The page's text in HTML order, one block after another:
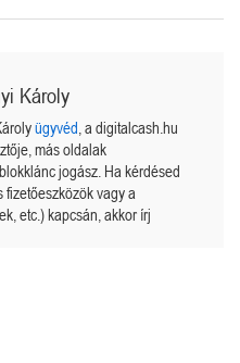
Károly
ügyvéd , a digitalcash.hu
más oldalak
jogász. Ha kérdésed
fizetőeszközök vagy a
etc.) kapcsán, akkor írj